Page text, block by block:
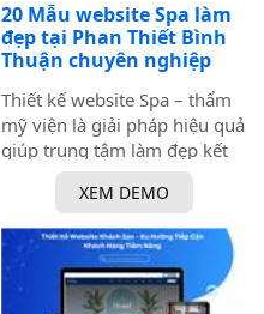
viên và học sinh mà còn cải
thiện khả năng tiếp cận
thông tin và tạo dựng thương
hiệu uy tín trong ngành giáo
dục.
20 Mẫu website Spa làm
đẹp tại Phan Thiết Bình
Thuận chuyên nghiệp
Thiết kế website Spa – thẩm
mỹ viện là giải pháp hiệu quả
giúp trung tâm làm đẹp kết
nối trực tiếp với khách hàng.
Là nơi giới thiệu đầy đủ các
dịch vụ làm đẹp và còn cung
cấp thông tin hữu ích về các
liệu trình, công nghệ, và
những mẹo chăm sóc sắc
XEM DEMO